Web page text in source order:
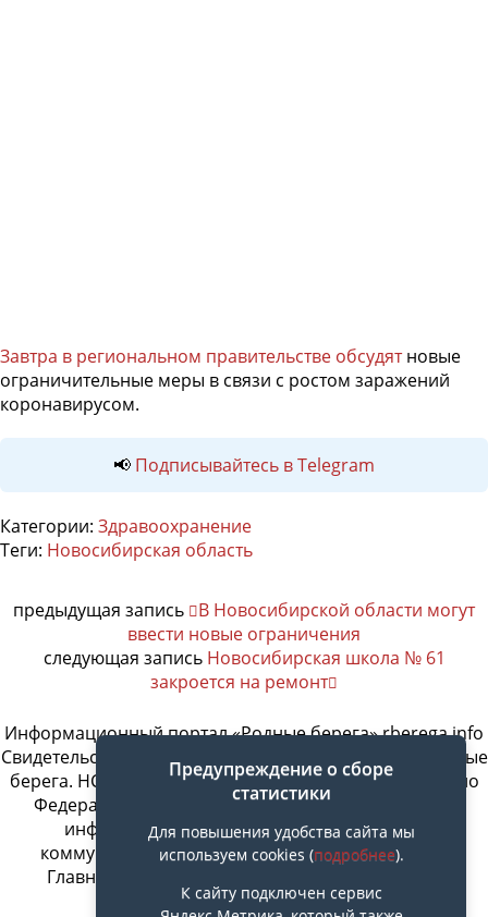
Завтра в региональном правительстве обсудятновые
ограничительные меры в связи с ростом заражений
коронавирусом.
📢 Подписывайтесь в Telegram
Категории: Здравоохранение
Теги: Новосибирская область
предыдущая запись
В Новосибирской области могут
ввести новые ограничения
следующая запись Новосибирская школа № 61
закроется на ремонт
Информационный портал «Родные берега» rberega.info
Свидетельство о регистрации сетевого издания «Родные
берега. НСК»: Эл № ФС77-74717 от 11.01.2019 г., выдано
Федеральной службой по надзору в сфере связи,
информационных технологий и массовых
коммуникаций. Учредитель ООО «СовИнформ».
Главный редактор Байжанов Ерлан Омарович
Предупреждение о сборе
статистики
Для повышения удобства сайта мы
используем cookies (подробнее).
К сайту подключен сервис